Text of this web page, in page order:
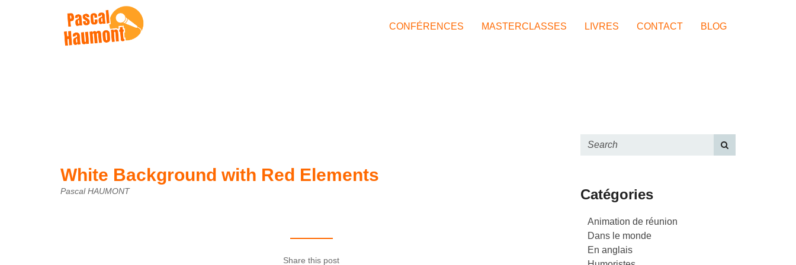
CONFÉRENCES MASTERCLASSES LIVRES CONTACT BLOG
White Background with Red Elements
Pascal HAUMONT
Share this post
Catégories
Animation de réunion
Dans le monde
En anglais